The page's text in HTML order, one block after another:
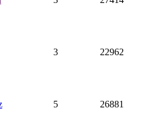
3 22962
5 26881